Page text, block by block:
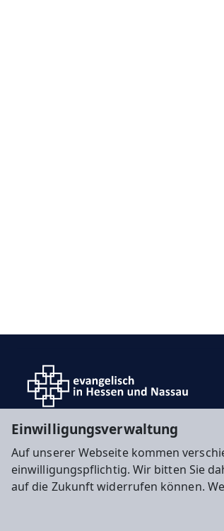
Einwilligungsverwaltung
Auf unserer Webseite kommen
einwilligungspflichtig. Wir bitten Sie
auf die Zukunft widerrufen können.